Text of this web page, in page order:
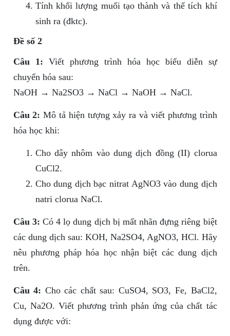
Tính khối lượng muối tạo thành và thể tích khí
sinh ra (đktc).
Đề số 2
Câu 1: Viết phương trình hóa học biểu diễn sự
chuyển hóa sau:
NaOH → Na2SO3 → NaCl → NaOH → NaCl.
Câu 2: Mô tả hiện tượng xảy ra và viết phương trình
hóa học khi:
Cho dây nhôm vào dung dịch đồng (II) clorua
CuCl2.
Cho dung dịch bạc nitrat AgNO3 vào dung dịch
natri clorua NaCl.
Câu 3: Có 4 lọ dung dịch bị mất nhãn đựng riêng biệt
các dung dịch sau: KOH, Na2SO4, AgNO3, HCl. Hãy
nêu phương pháp hóa học nhận biệt các dung dịch
trên.
Câu 4: Cho các chất sau: CuSO4, SO3, Fe, BaCl2,
Cu, Na2O. Viết phương trình phản ứng của chất tác
dụng được với: